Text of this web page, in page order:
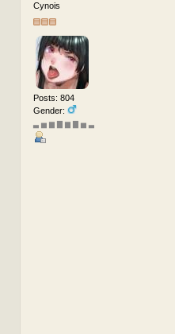
Cynois
Posts: 804
Gender:
▃ ▅ ▆ ▇ ▆ ▇ ▅ ▃